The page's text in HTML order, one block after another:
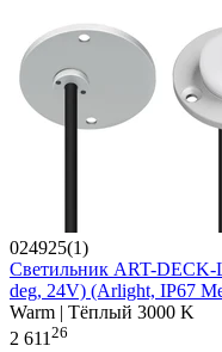
024925(1)
Светильник ART-DECK-
deg, 24V) (Arlight, IP67
Warm | Тёплый 3000 K
2 61126